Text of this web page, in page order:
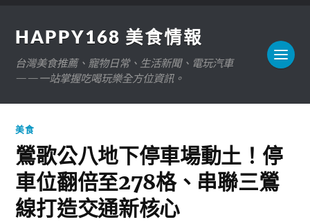
HAPPY168 美食情報
台灣美食推薦、寵物日常、生活新聞、電玩汽車
——一站掌握吃喝玩樂全方位資訊。
美食
鶯歌公八地下停車場動土！停
車位翻倍至278格、串聯三鶯
線打造交通新核心